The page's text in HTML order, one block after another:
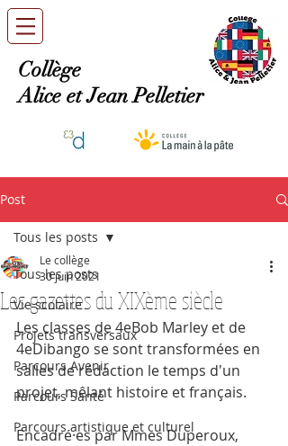
Collège
Alice et Jean Pelletier
Post
Tous les posts
Vie scolaire
Projets transversaux
Parcours Avenir
Parcours Santé
Parcours artistique et culturel
Tous les posts
Les gazettes du XIXème siècle
Le collège
30 juin 2021
Les classes de 4eBob Marley et de
4eDibango se sont transformées en
salles de rédaction le temps d'un
projet, mêlant histoire et français.
Encadré·es par Mmes Duperoux,